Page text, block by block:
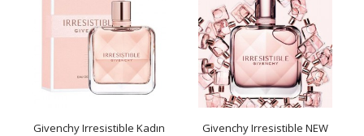
Givenchy Irresistible Kadın
Givenchy Irresistible NEW